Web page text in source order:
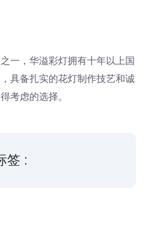
一，华溢彩灯拥有十年以上国
具备扎实的花灯制作技艺和诚
考虑的选择。
签 :